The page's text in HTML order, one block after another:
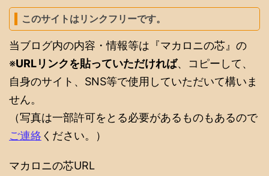
このサイトはリンクフリーです。
当ブログ内の内容・情報等は『マカロニの芯』の
※URLリンクを貼っていただければ、コピーして、
自身のサイト、SNS等で使用していただいて構いま
せん。
（写真は一部許可をとる必要があるものもあるので
ご連絡 ください。）
マカロニの芯URL